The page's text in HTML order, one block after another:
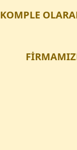
KOMPLE